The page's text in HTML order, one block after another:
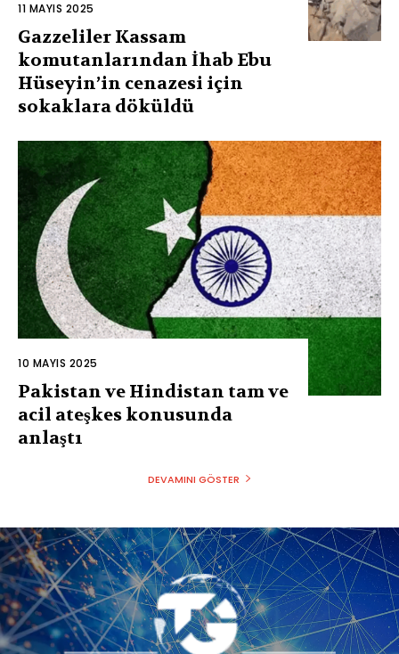
11 MAYIS 2025
Gazzeliler Kassam
komutanlarından İhab Ebu
Hüseyin’in cenazesi için
sokaklara döküldü
10 MAYIS 2025
Pakistan ve Hindistan tam ve
acil ateşkes konusunda
anlaştı
DEVAMINI GÖSTER